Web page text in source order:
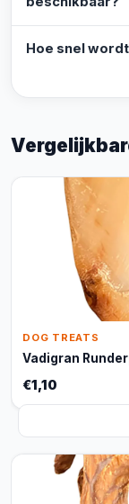
Hoe snel
DOG TREATS
Vadigran
€1,10